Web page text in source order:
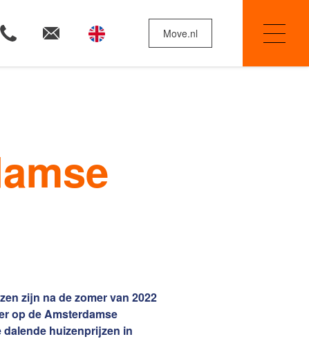
Move.nl
Huis verkopen
Woning Waarde Adviesdagen
zijn na de zomer van 2022
op de Amsterdamse
huizenprijzen in